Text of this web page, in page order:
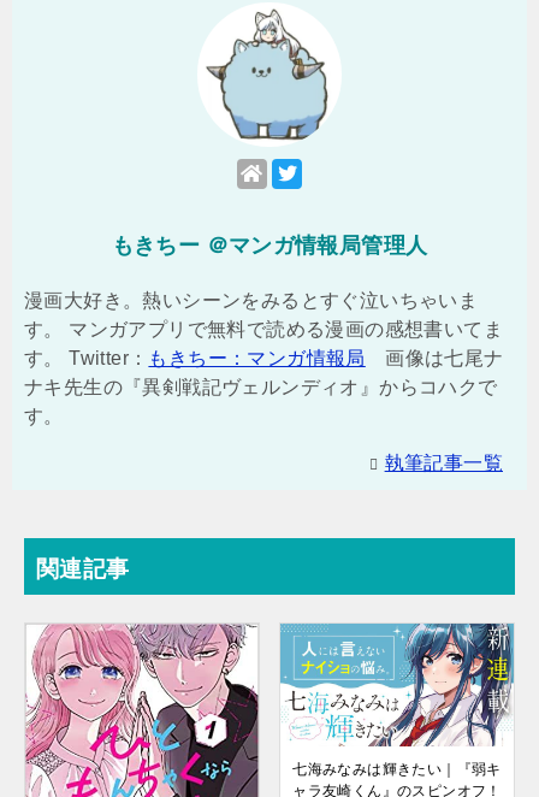
もきちー ＠マンガ情報局管理人
漫画大好き。熱いシーンをみるとすぐ泣いちゃいま
す。 マンガアプリで無料で読める漫画の感想書いてま
す。 Twitter： もきちー：マンガ情報局
画像は七尾ナ
ナキ先生の『異剣戦記ヴェルンディオ』からコハクで
す。
執筆記事一覧
関連記事
七海みなみは輝きたい｜『弱キ
ャラ友崎くん』のスピンオフ！